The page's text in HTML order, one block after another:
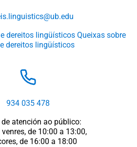
dereitos lingüísticos Queixas sobre
dereitos lingüísticos
934 035 478
de atención ao público:
de 10:00 a 13:00,
de 16:00 a 18:00